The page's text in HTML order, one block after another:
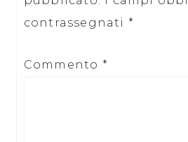
contrassegnati *
Commento *